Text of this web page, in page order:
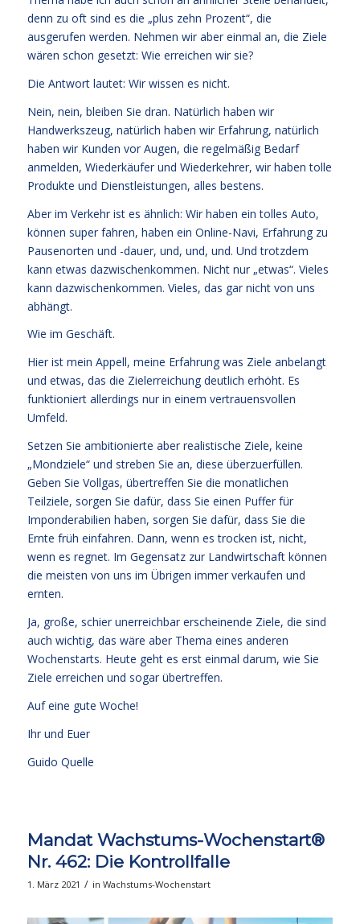
denn zu oft sind es die „plus zehn Prozent“, die
ausgerufen werden. Nehmen wir aber einmal an, die Ziele
wären schon gesetzt: Wie erreichen wir sie?
Die Antwort lautet: Wir wissen es nicht.
Nein, nein, bleiben Sie dran. Natürlich haben wir
Handwerkszeug, natürlich haben wir Erfahrung, natürlich
haben wir Kunden vor Augen, die regelmäßig Bedarf
anmelden, Wiederkäufer und Wiederkehrer, wir haben tolle
Produkte und Dienstleistungen, alles bestens.
Aber im Verkehr ist es ähnlich: Wir haben ein tolles Auto,
können super fahren, haben ein Online-Navi, Erfahrung zu
Pausenorten und -dauer, und, und, und. Und trotzdem
kann etwas dazwischenkommen. Nicht nur „etwas“. Vieles
kann dazwischenkommen. Vieles, das gar nicht von uns
abhängt.
Wie im Geschäft.
Hier ist mein Appell, meine Erfahrung was Ziele anbelangt
und etwas, das die Zielerreichung deutlich erhöht. Es
funktioniert allerdings nur in einem vertrauensvollen
Umfeld.
Setzen Sie ambitionierte aber realistische Ziele, keine
„Mondziele“ und streben Sie an, diese überzuerfüllen.
Geben Sie Vollgas, übertreffen Sie die monatlichen
Teilziele, sorgen Sie dafür, dass Sie einen Puffer für
Imponderabilien haben, sorgen Sie dafür, dass Sie die
Ernte früh einfahren. Dann, wenn es trocken ist, nicht,
wenn es regnet. Im Gegensatz zur Landwirtschaft können
die meisten von uns im Übrigen immer verkaufen und
ernten.
Ja, große, schier unerreichbar erscheinende Ziele, die sind
auch wichtig, das wäre aber Thema eines anderen
Wochenstarts. Heute geht es erst einmal darum, wie Sie
Ziele erreichen und sogar übertreffen.
Auf eine gute Woche!
Ihr und Euer
Guido Quelle
Mandat Wachstums-Wochenstart®
Nr. 462: Die Kontrollfalle
1. März 2021 / in Wachstums-Wochenstart